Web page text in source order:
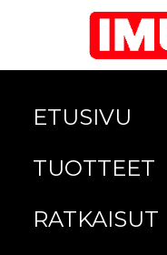
ETUSIVU
TUOTTEET
RATKAISUT